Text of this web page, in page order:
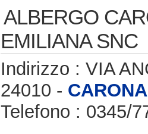
ALBERGO
EMILIANA SNC
Indirizzo : VIA
24010 - CARONA
Telefono : 0345/